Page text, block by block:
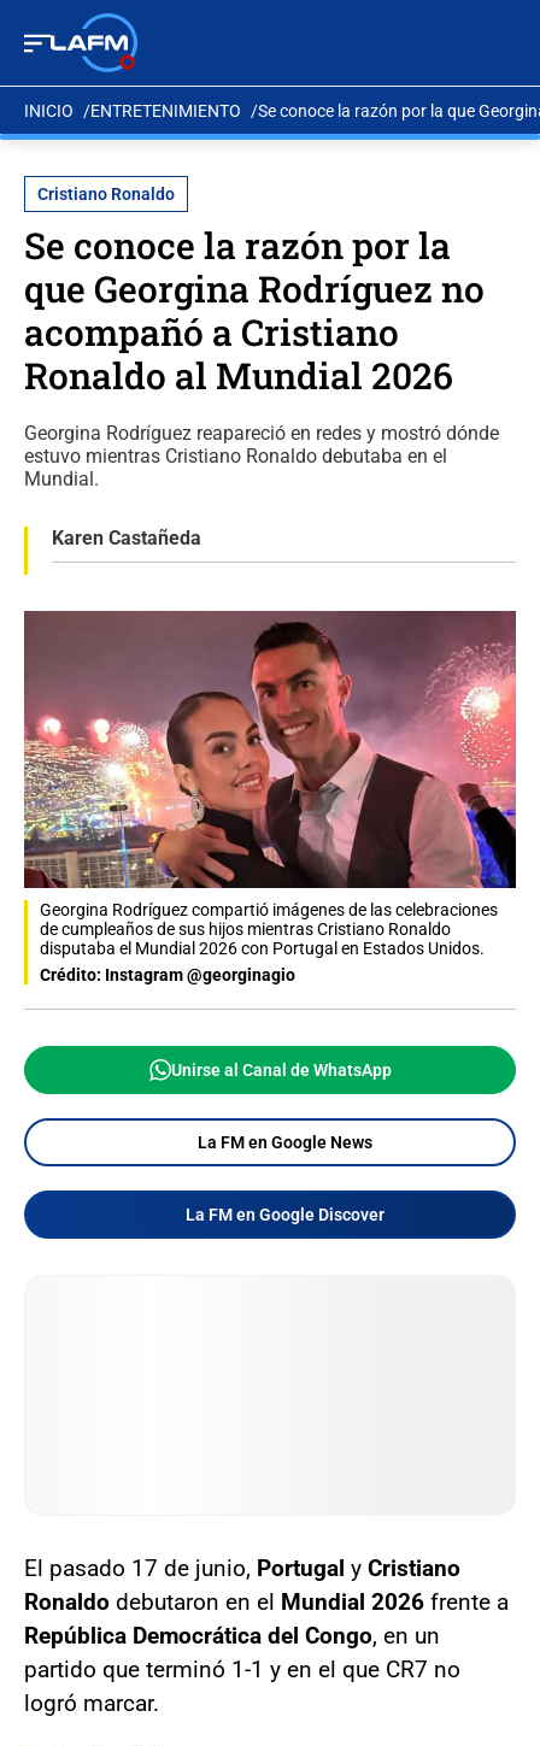
INICIO ENTRETENIMIENTO Se conoce la razón por la que
Cristiano Ronaldo
Se conoce la razón por la
que Georgina Rodríguez no
acompañó a Cristiano
Ronaldo al Mundial 2026
Georgina Rodríguez reapareció en redes y mostró dónde
estuvo mientras Cristiano Ronaldo debutaba en el
Mundial.
Karen Castañeda
Georgina Rodríguez compartió imágenes de las celebraciones
de cumpleaños de sus hijos mientras Cristiano Ronaldo
disputaba el Mundial 2026 con Portugal en Estados Unidos.
Crédito: Instagram @georginagio
Unirse al Canal de WhatsApp
La FM en Google News
La FM en Google Discover
El pasado 17 de junio, Portugal y Cristiano
Ronaldo debutaron en el Mundial 2026 frente a
República Democrática del Congo, en un
partido que terminó 1-1 y en el que CR7 no
logró marcar.